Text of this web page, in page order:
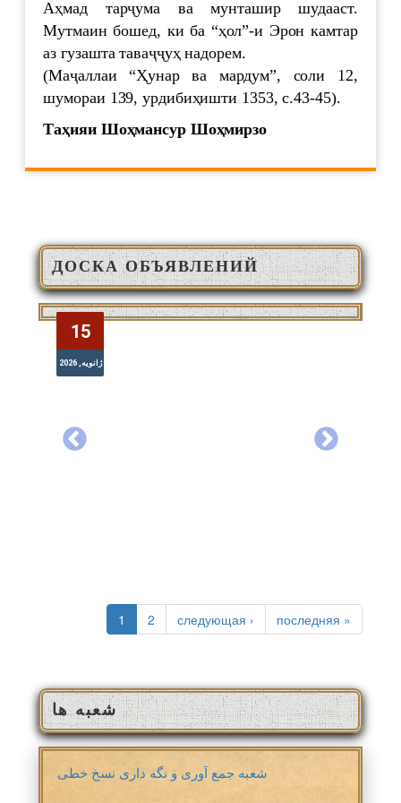
Аҳмад тарҷума ва мунташир шудааст.
Мутмаин бошед, ки ба “ҳол”-и Эрон камтар
аз гузашта таваҷҷуҳ надорем.
(Маҷаллаи “Ҳунар ва мардум”, соли 12,
шумораи 139, урдибиҳишти 1353, с.43-45).
Таҳияи Шоҳмансур Шоҳмирзо
ДОСКА ОБЪЯВЛЕНИЙ
15
ژانویه, 2026
15
ژانویه, 2026
ОЗМУНИ ҒАЙРИНАВБАТӢ
1 2 следующая › последняя »
شعبه ها
شعبه جمع آوری و نگه داری نسخ خطی